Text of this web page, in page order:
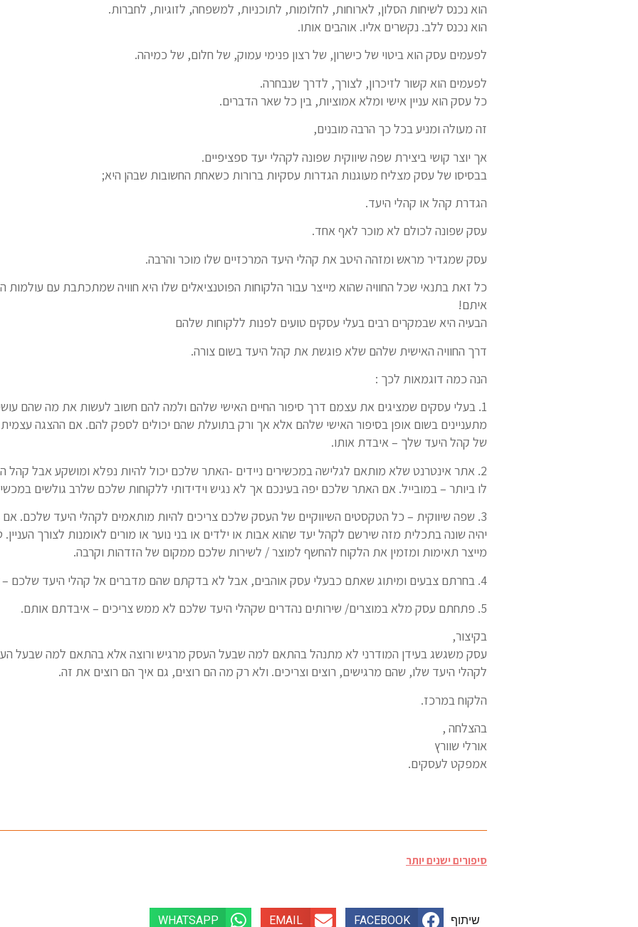
הוא נכנס לשיחות הסלון, לארוחות, לחלומות, לתוכניות, למשפחה, לזוגיות, לחברות.
הוא נכנס ללב. נקשרים אליו. אוהבים אותו.
לפעמים עסק הוא ביטוי של כישרון, של רצון פנימי עמוק, של חלום, של כמיהה.
לפעמים הוא קשור לזיכרון, לצורך, לדרך שנבחרה.
כל עסק הוא עניין אישי ומלא אמוציות, בין כל שאר הדברים.
זה מעולה ומניע בכל כך הרבה מובנים,
אך יוצר קושי ביצירת שפה שיווקית שפונה לקהלי יעד ספציפיים.
בבסיסו של עסק מצליח מעוגנות הגדרות עסקיות ברורות כשאחת החשובות שבהן היא;
הגדרת קהל או קהלי היעד.
עסק שפונה לכולם לא מוכר לאף אחד.
עסק שמגדיר מראש ומזהה היטב את קהלי היעד המרכזיים שלו מוכר והרבה.
כל זאת בתנאי שכל החוויה שהוא מייצר עבור הלקוחות הפוטנציאלים שלו היא חוויה שמתכתבת עם עולמות
איתם!
הבעיה היא שבמקרים רבים בעלי עסקים טועים לפנות ללקוחות שלהם
דרך החוויה האישית שלהם שלא פוגשת את קהל היעד בשום צורה.
הנה כמה דוגמאות לכך :
1. בעלי עסקים שמציגים את עצמם דרך סיפור החיים האישי שלהם ולמה להם חשוב לעשות את מה שהם
מתעניינים בשום אופן בסיפור האישי שלהם אלא אך ורק בתועלת שהם יכולים לספק להם. אם ההצגה
של קהל היעד שלך – איבדת אותו.
2. אתר אינטרנט שלא מותאם לגלישה במכשירים ניידים -האתר שלכם יכול להיות נפלא ומושקע אבל קהל
לו ביותר – במובייל. אם האתר שלכם יפה בעינכם אך לא נגיש וידידותי ללקוחות שלכם שלרב גולשים
3. שפה שיווקית – כל הטקסטים השיווקיים של העסק שלכם צריכים להיות מותאמים לקהלי היעד שלכם.
יהיה שונה בתכלית מזה שירשם לקהל יעד שהוא אבות או ילדים או בני נוער או מורים לאומנות לצורך
מייצר תאימות ומזמין את הלקוח להחשף למוצר / לשירות שלכם ממקום של הזדהות וקרבה.
4. בחרתם צבעים ומיתוג שאתם כבעלי עסק אוהבים, אבל לא בדקתם שהם מדברים אל קהלי היעד שלכם – איבדתם אותם שוב.
5. פתחתם עסק מלא במוצרים/ שירותים נהדרים שקהלי היעד שלכם לא ממש צריכים – איבדתם אותם.
בקיצור,
עסק משגשג בעידן המודרני לא מתנהל בהתאם למה שבעל העסק מרגיש ורוצה אלא בהתאם למה שבעל
לקהלי היעד שלו, שהם מרגישים, רוצים וצריכים. ולא רק מה הם רוצים, גם איך הם רוצים את זה.
הלקוח במרכז.
בהצלחה ,
אורלי שוורץ
אמפקט לעסקים.
סיפורים ישנים יותר
שיתוף FACEBOOK
EMAIL
WHATSAPP